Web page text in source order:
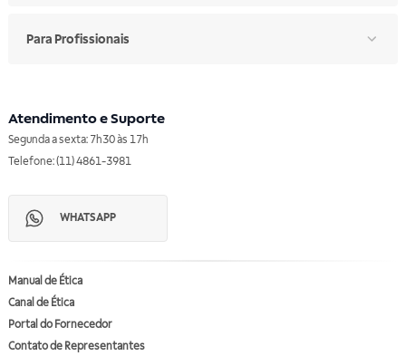
Para Profissionais
Atendimento e Suporte
Segunda a sexta: 7h30 às 17h
Telefone: (11) 4861-3981
WHATSAPP
Manual de Ética
Canal de Ética
Portal do Fornecedor
Contato de Representantes